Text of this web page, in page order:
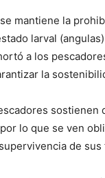
mantiene la
larval
a los
la
sostienen
lo que se ven
de sus